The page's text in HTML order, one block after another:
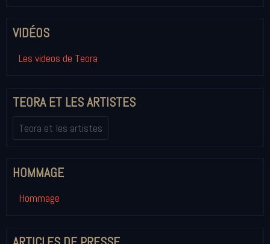
VIDÉOS
Les videos de Teora
TEORA ET LES ARTISTES
Teora et les artistes
HOMMAGE
Hommage